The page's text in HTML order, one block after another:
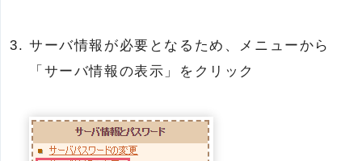
サーバ情報が必要となるため、メニューから
「サーバ情報の表示」をクリック